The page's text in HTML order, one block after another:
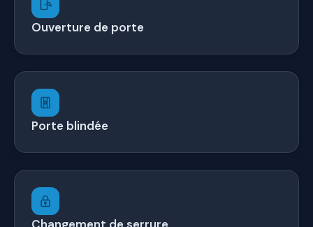
Ouverture de porte
Porte blindée
Changement de serrure